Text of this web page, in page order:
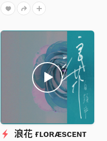
浪花 ғʟᴏʀᴁsᴄᴇɴᴛ